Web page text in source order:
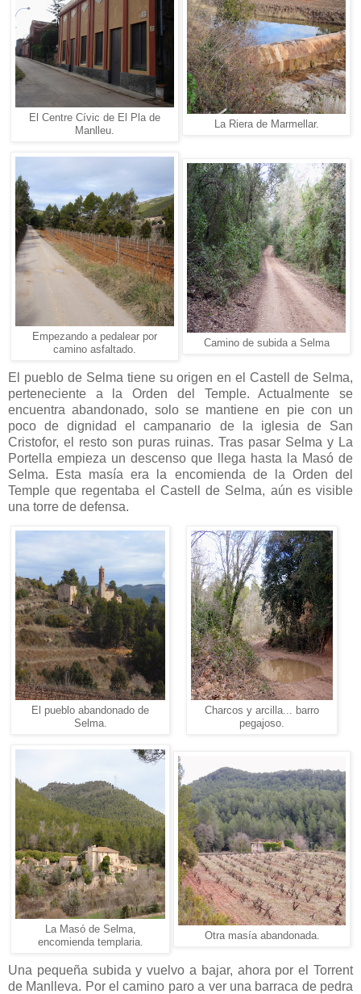
El Centre Cívic de El Pla de
Manlleu.
La Riera de Marmellar.
Empezando a pedalear por
camino asfaltado.
Camino de subida a Selma
El pueblo de Selma tiene su origen en el Castell de Selma,
perteneciente a la Orden del Temple. Actualmente se
encuentra abandonado, solo se mantiene en pie con un
poco de dignidad el campanario de la iglesia de San
Cristofor, el resto son puras ruinas. Tras pasar Selma y La
Portella empieza un descenso que llega hasta la Masó de
Selma. Esta masía era la encomienda de la Orden del
Temple que regentaba el Castell de Selma, aún es visible
una torre de defensa.
El pueblo abandonado de
Selma.
Charcos y arcilla... barro
pegajoso.
La Masó de Selma,
encomienda templaria.
Otra masía abandonada.
Una pequeña subida y vuelvo a bajar, ahora por el Torrent
de Manlleva. Por el camino paro a ver una barraca de pedra